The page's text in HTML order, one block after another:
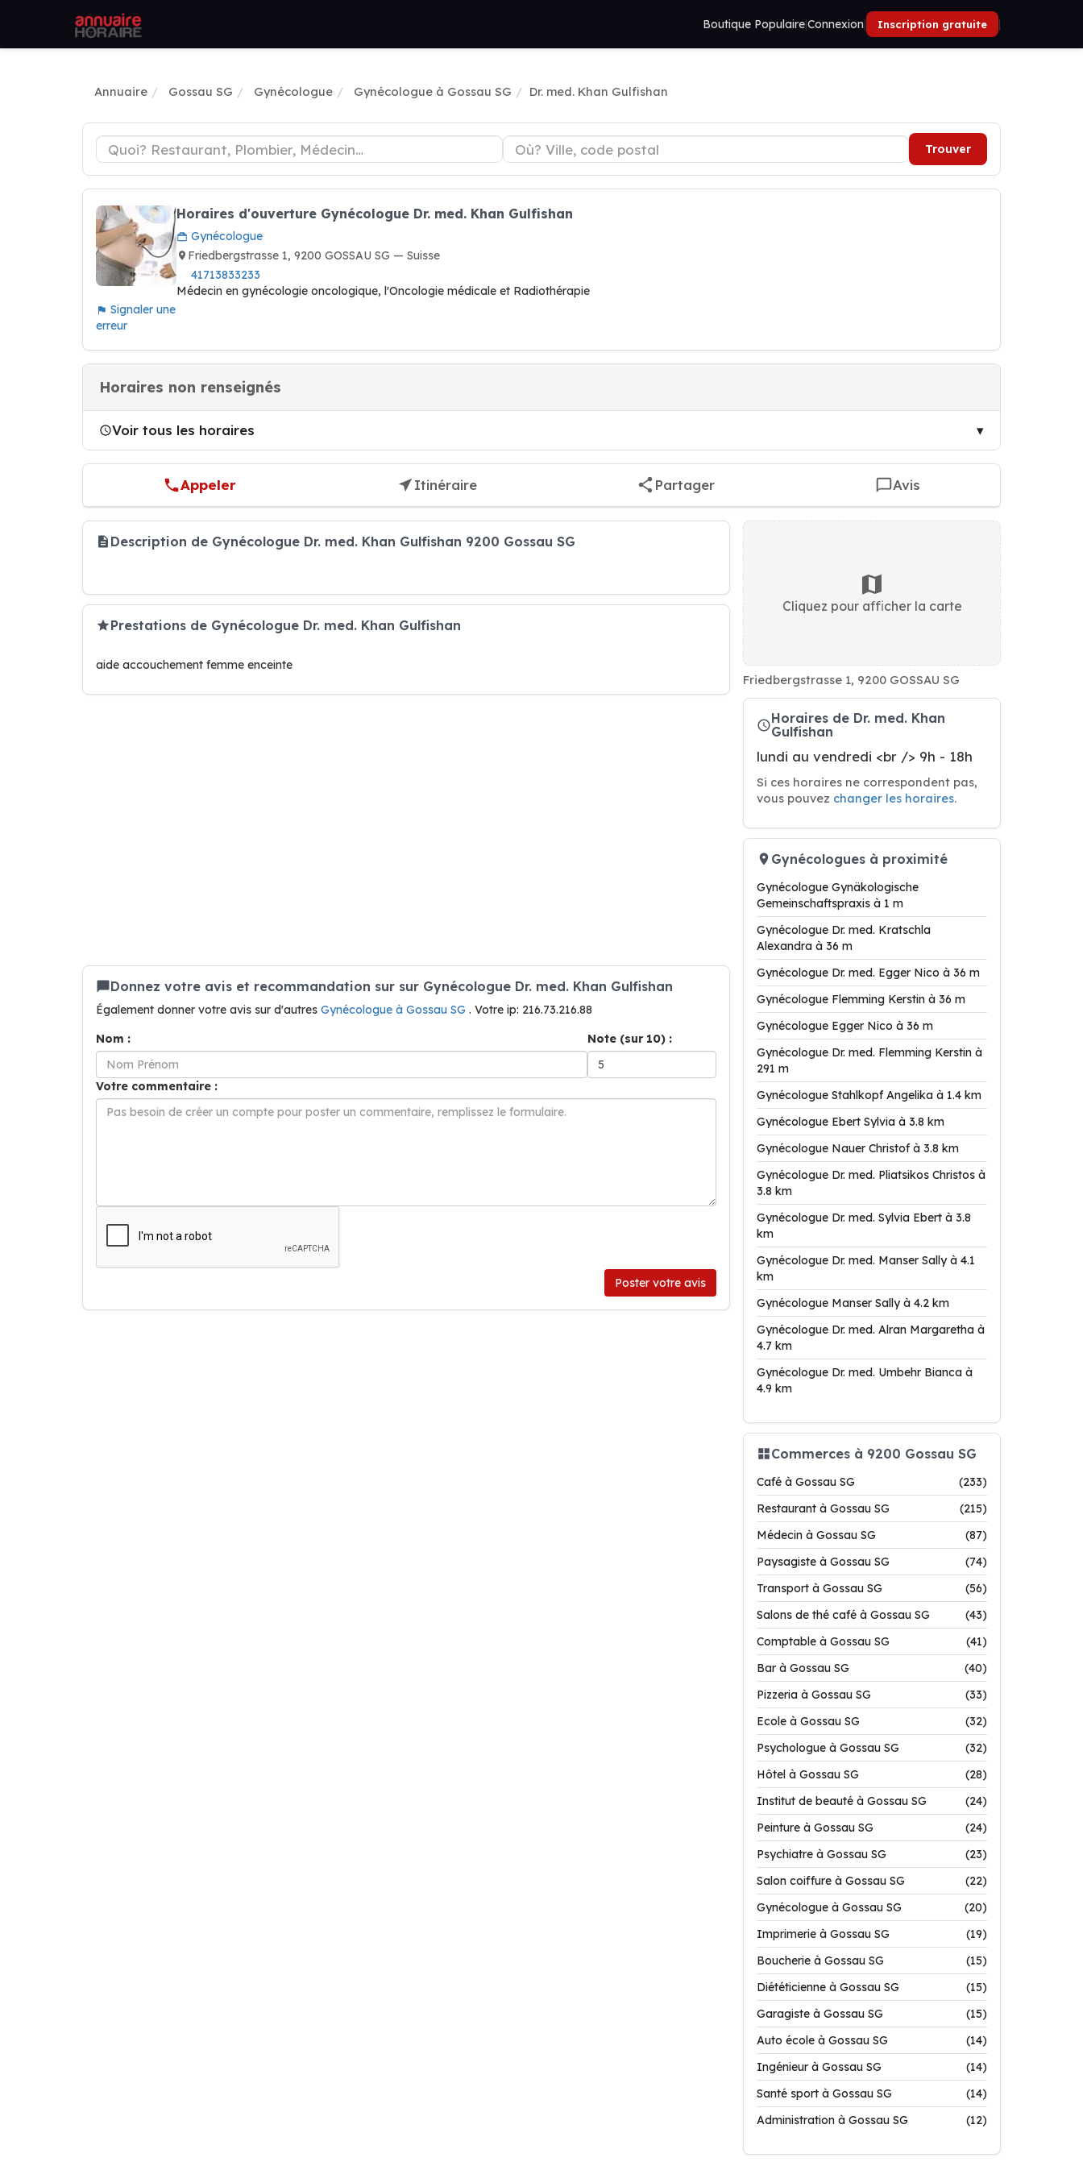
Boutique Populaire|Connexion| Inscription gratuite |
Annuaire Gossau SG Gynécologue Gynécologue à Gossau SG Dr. med. Khan Gulfishan
Trouver
Signaler une
erreur
Horaires d'ouverture Gynécologue Dr. med. Khan Gulfishan
Gynécologue
Friedbergstrasse 1, 9200 GOSSAU SG — Suisse
41713833233
Médecin en gynécologie oncologique, l'Oncologie médicale et Radiothérapie
Horaires non renseignés
Voir tous les horaires
Appeler Itinéraire Partager Avis
Description de Gynécologue Dr. med. Khan Gulfishan 9200 Gossau SG
Prestations de Gynécologue Dr. med. Khan Gulfishan
aide accouchement femme enceinte
Donnez votre avis et recommandation sur sur Gynécologue Dr. med. Khan Gulfishan
Également donner votre avis sur d'autres Gynécologue à Gossau SG . Votre ip: 216.73.216.88
Nom :
Note (sur 10) :
Votre commentaire :
Poster votre avis
Cliquez pour afficher la carte
Friedbergstrasse 1, 9200 GOSSAU SG
Horaires de Dr. med. Khan
Gulfishan
lundi au vendredi <br /> 9h - 18h
Si ces horaires ne correspondent pas,
vous pouvez changer les horaires.
Gynécologues à proximité
Gynécologue Gynäkologische
Gemeinschaftspraxis à 1 m
Gynécologue Dr. med. Kratschla
Alexandra à 36 m
Gynécologue Dr. med. Egger Nico à 36 m
Gynécologue Flemming Kerstin à 36 m
Gynécologue Egger Nico à 36 m
Gynécologue Dr. med. Flemming Kerstin à
291 m
Gynécologue Stahlkopf Angelika à 1.4 km
Gynécologue Ebert Sylvia à 3.8 km
Gynécologue Nauer Christof à 3.8 km
Gynécologue Dr. med. Pliatsikos Christos à
3.8 km
Gynécologue Dr. med. Sylvia Ebert à 3.8
km
Gynécologue Dr. med. Manser Sally à 4.1
km
Gynécologue Manser Sally à 4.2 km
Gynécologue Dr. med. Alran Margaretha à
4.7 km
Gynécologue Dr. med. Umbehr Bianca à
4.9 km
Commerces à 9200 Gossau SG
Café à Gossau SG
(233)
Restaurant à Gossau SG
(215)
Médecin à Gossau SG
(87)
Paysagiste à Gossau SG
(74)
Transport à Gossau SG
(56)
Salons de thé café à Gossau SG
(43)
Comptable à Gossau SG
(41)
Bar à Gossau SG
(40)
Pizzeria à Gossau SG
(33)
Ecole à Gossau SG
(32)
Psychologue à Gossau SG
(32)
Hôtel à Gossau SG
(28)
Institut de beauté à Gossau SG
(24)
Peinture à Gossau SG
(24)
Psychiatre à Gossau SG
(23)
Salon coiffure à Gossau SG
(22)
Gynécologue à Gossau SG
(20)
Imprimerie à Gossau SG
(19)
Boucherie à Gossau SG
(15)
Diététicienne à Gossau SG
(15)
Garagiste à Gossau SG
(15)
Auto école à Gossau SG
(14)
Ingénieur à Gossau SG
(14)
Santé sport à Gossau SG
(14)
Administration à Gossau SG
(12)